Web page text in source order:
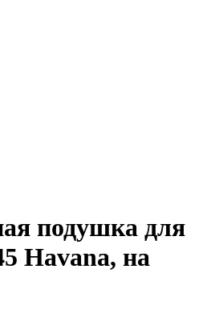
подушка для
Havana, на